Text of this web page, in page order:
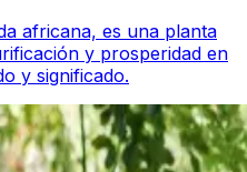
africana, es una planta
y prosperidad en
y significado.